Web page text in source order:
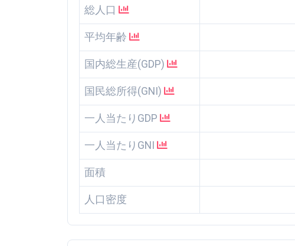
総人口
平均年齢
国内総生産(GDP)
国民総所得(GNI)
一人当たりGDP
一人当たりGNI
面積
人口密度